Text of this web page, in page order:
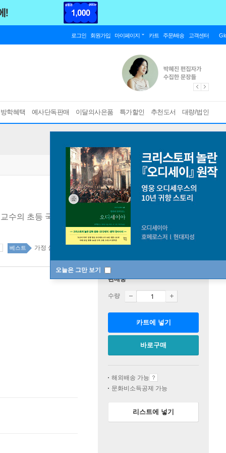
로그인 회원가입 마이페이지 카트 주문/배송 고객센터
학혜택 예사단독판매 이달의사은품 특가할인 추천도서 대량/법인
오늘은 그만 보기
교수의 초등 국어 달인 만들기
베스트 가정 살림 69위
판매중
수량
카트에 넣기
바로구매
해외배송 가능
문화비소득공제 가능
리스트에 넣기